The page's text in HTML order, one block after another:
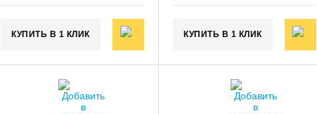
КУПИТЬ В 1 КЛИК КУПИТЬ В 1 КЛИК